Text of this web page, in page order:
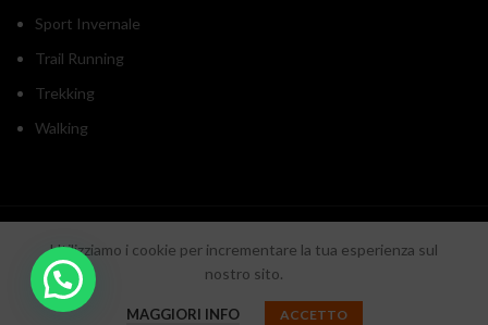
Sport Invernale
Trail Running
Trekking
Walking
di Fuorni 25 - SA
DESIGN BY
Cool Web Agency. Digital Media Agency.
Utilizziamo i cookie per incrementare la tua esperienza sul
nostro sito.
MAGGIORI INFO ACCETTO